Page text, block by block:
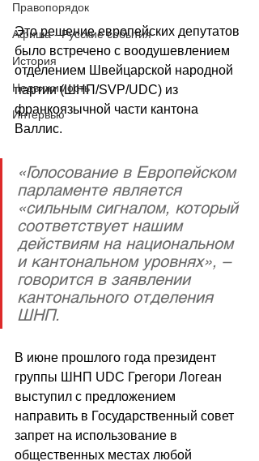
Правопорядок
Афиша - Русские события
История
Недвижимость
Интервью
Это решение европейских депутатов
было встречено с воодушевлением
отделением Швейцарской народной
партии (ШНП/SVP/UDC) из
франкоязычной части кантона
Валлис.
«Голосование в Европейском
парламенте является
«сильным сигналом, который
соответствует нашим
действиям на национальном
и кантональном уровнях», –
говорится в заявлении
кантонального отделения
ШНП.
В июне прошлого года президент
группы ШНП UDC Грегори Логеан
выступил с предложением
направить в Государственный совет
запрет на использование в
общественных местах любой